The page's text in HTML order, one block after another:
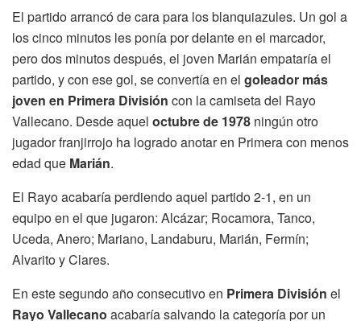
El partido arrancó de cara para los blanquiazules. Un gol a
los cinco minutos les ponía por delante en el marcador,
pero dos minutos después, el joven Marián empataría el
partido, y con ese gol, se convertía en el goleador más
joven en Primera División con la camiseta del Rayo
Vallecano. Desde aquel octubre de 1978 ningún otro
jugador franjirrojo ha logrado anotar en Primera con menos
edad que Marián.
El Rayo acabaría perdiendo aquel partido 2-1, en un
equipo en el que jugaron: Alcázar; Rocamora, Tanco,
Uceda, Anero; Mariano, Landaburu, Marián, Fermín;
Alvarito y Clares.
En este segundo año consecutivo en Primera División el
Rayo Vallecano acabaría salvando la categoría por un